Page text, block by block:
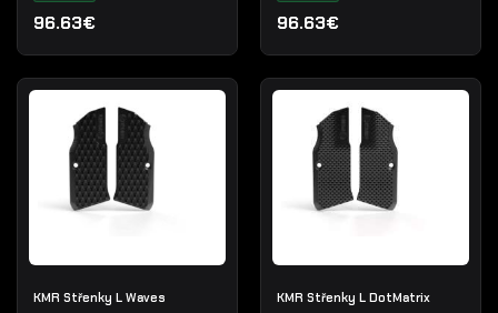
96.63€ 96.63€
KMR Střenky L Waves KMR Střenky L DotMatrix